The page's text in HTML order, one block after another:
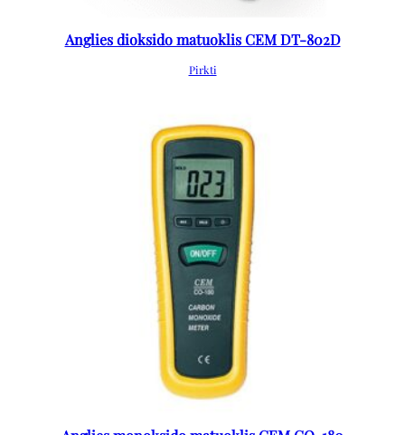
Anglies dioksido matuoklis CEM DT-802D
Pirkti